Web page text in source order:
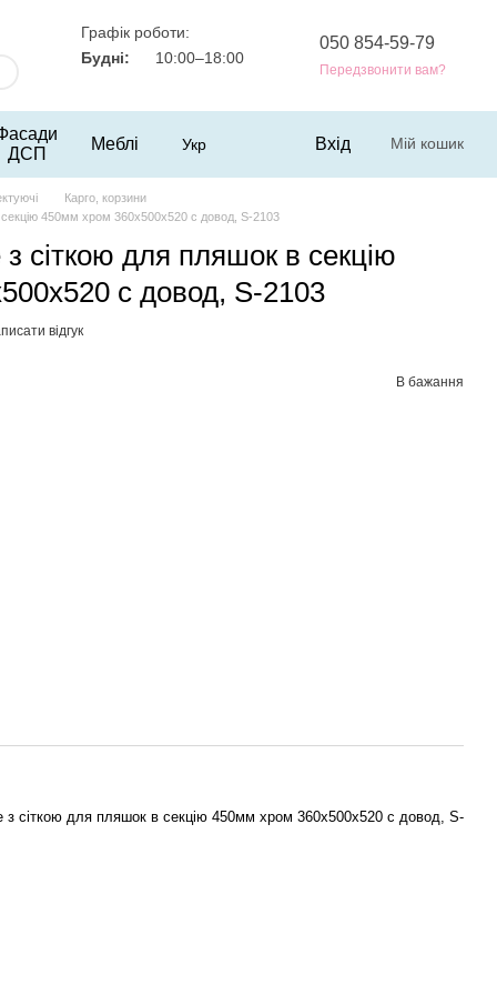
Графік роботи:
Будні:
10:00–18:00
050 854-59-79
Передзвонити вам?
ДСП
Меблі Укр Вхід Мій кошик
Карго, корзини
секцію 450мм хром 360х500х520 с довод, S-2103
з сіткою для пляшок в секцію
с довод, S-2103
відгук
В бажання
з сіткою для пляшок в секцію 450мм хром 360х500х520 с довод, S-